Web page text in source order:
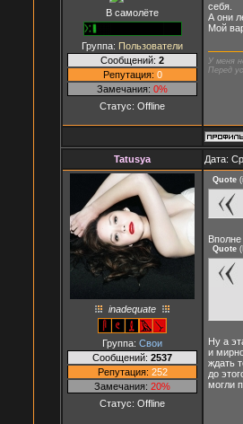
В самолёте
Группа: Пользователи
Сообщений: 2
Репутация: 0
Замечания: 0%
Статус: Offline
себя.
А они
Мой
У меня
Перед
Tatusya Дата:
inadequate
Группа: Свои
Сообщений: 2537
Репутация: 252
Замечания: 20%
Статус: Offline
Quote (
Quote (
Ну а
и
ждать
до
могли